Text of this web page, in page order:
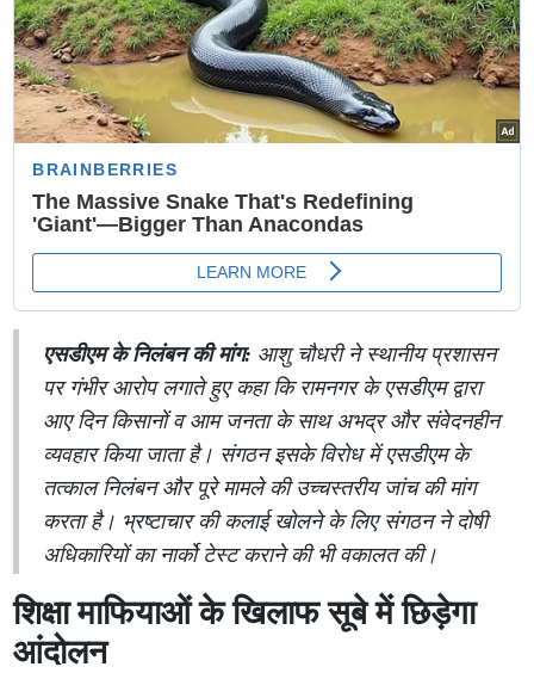
एसडीएम के निलंबन की मांग: आशु चौधरी ने स्थानीय प्रशासन
पर गंभीर आरोप लगाते हुए कहा कि रामनगर के एसडीएम द्वारा
आए दिन किसानों व आम जनता के साथ अभद्र और संवेदनहीन
व्यवहार किया जाता है। संगठन इसके विरोध में एसडीएम के
तत्काल निलंबन और पूरे मामले की उच्चस्तरीय जांच की मांग
करता है। भ्रष्टाचार की कलाई खोलने के लिए संगठन ने दोषी
अधिकारियों का नार्को टेस्ट कराने की भी वकालत की।
शिक्षा माफियाओं के खिलाफ सूबे में छिड़ेगा
आंदोलन